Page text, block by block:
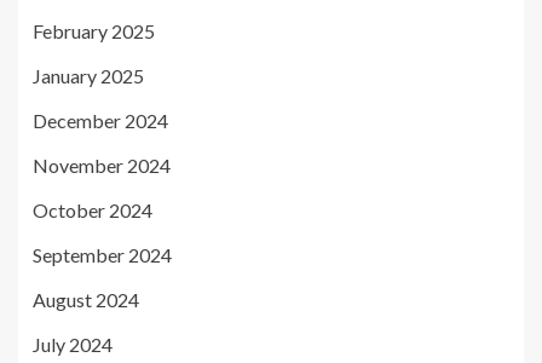
February 2025
January 2025
December 2024
November 2024
October 2024
September 2024
August 2024
July 2024